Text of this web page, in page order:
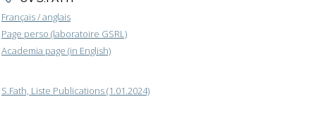
Français / anglais
Page perso (laboratoire GSRL)
Academia page (in English)
S.Fath, Liste Publications (1.01.2024)